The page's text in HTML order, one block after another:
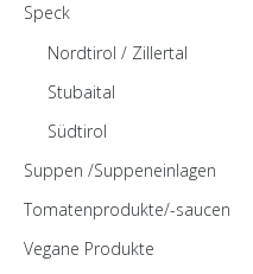
Speck
Nordtirol / Zillertal
Stubaital
Südtirol
Suppen /Suppeneinlagen
Tomatenprodukte/-saucen
Vegane Produkte